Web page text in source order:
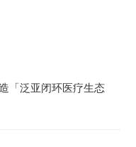
「泛亚闭环医疗生态